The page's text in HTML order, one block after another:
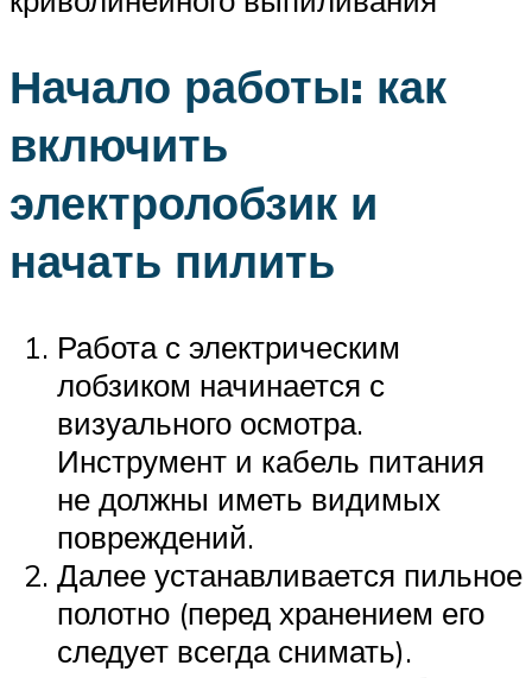
Начало работы: как
включить
электролобзик и
начать пилить
Работа с электрическим
лобзиком начинается с
визуального осмотра.
Инструмент и кабель питания
не должны иметь видимых
повреждений.
Далее устанавливается пильное
полотно (перед хранением его
следует всегда снимать).